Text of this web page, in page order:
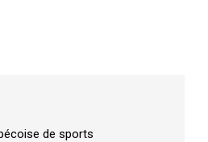
de sports